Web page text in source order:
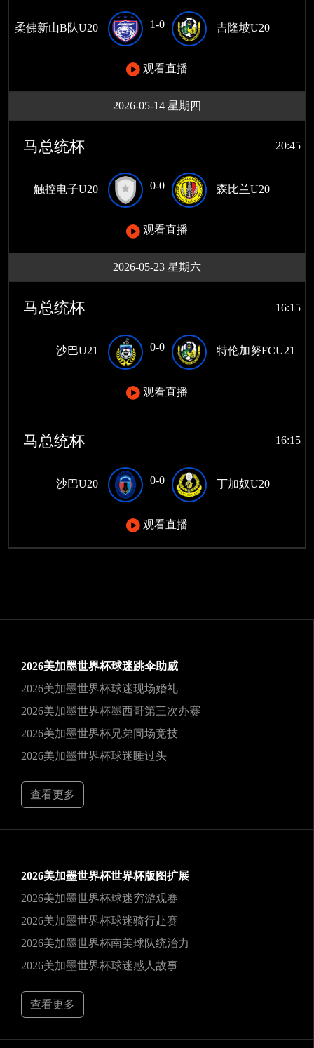
柔佛新山B队U20 1-0 吉隆坡U20
观看直播
2026-05-14 星期四
马总统杯 20:45
触控电子U20 0-0 森比兰U20
观看直播
2026-05-23 星期六
马总统杯 16:15
沙巴U21 0-0 特伦加努FCU21
观看直播
马总统杯 16:15
沙巴U20 0-0 丁加奴U20
观看直播
2026美加墨世界杯球迷跳伞助威
2026美加墨世界杯球迷现场婚礼
2026美加墨世界杯墨西哥第三次办赛
2026美加墨世界杯兄弟同场竞技
2026美加墨世界杯球迷睡过头
查看更多
2026美加墨世界杯世界杯版图扩展
2026美加墨世界杯球迷穷游观赛
2026美加墨世界杯球迷骑行赴赛
2026美加墨世界杯南美球队统治力
2026美加墨世界杯球迷感人故事
查看更多